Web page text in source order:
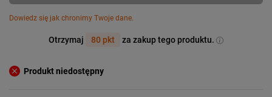
Dowiedz się jak chronimy Twoje dane.
Otrzymaj 80 pkt za zakup tego produktu.
Produkt niedostępny